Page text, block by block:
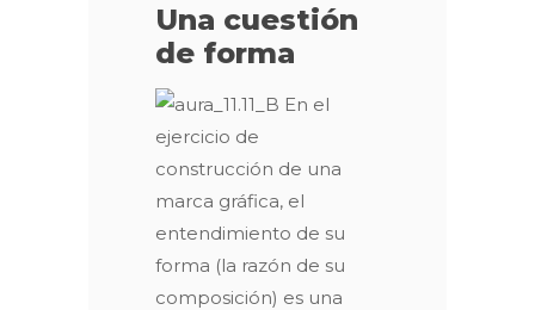
Una cuestión
de forma
En el
ejercicio de
construcción de una
marca gráfica, el
entendimiento de su
forma (la razón de su
composición) es una